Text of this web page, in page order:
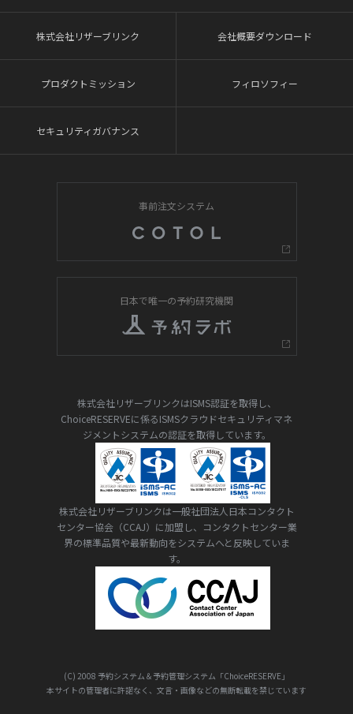
株式会社リザーブリンク 会社概要ダウンロード
プロダクトミッション フィロソフィー
セキュリティガバナンス
事前注文システム
日本で唯一の予約研究機関
株式会社リザーブリンクはISMS認証を取得し、
ChoiceRESERVEに係るISMSクラウドセキュリティマネ
ジメントシステムの認証を取得しています。
株式会社リザーブリンクは一般社団法人日本コンタクト
センター協会（CCAJ）に加盟し、コンタクトセンター業
界の標準品質や最新動向をシステムへと反映していま
す。
(C) 2008 予約システム＆予約管理システム「ChoiceRESERVE」
本サイトの管理者に許諾なく、文言・画像などの無断転載を禁じています